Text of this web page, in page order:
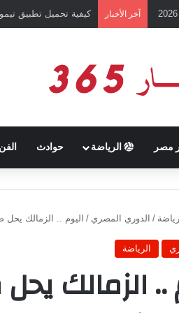
آخر الأخبار كيفية تحميل تطبيق تيمو temu للتسوق الإلكتروني عبر الإنترنت
مصر الرياضة حوادث الفن
/ الدوري المصري / اليوم .. الزمالك يحل
الرياضة
.. الزمالك